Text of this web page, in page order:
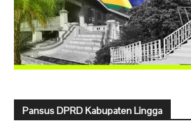
Pansus DPRD Kabupaten Lingga